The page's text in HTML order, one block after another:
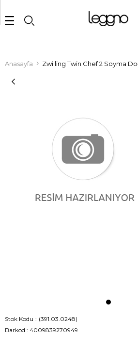
Anasayfa Zwilling Twin Chef 2 Soyma
Stok Kodu
(391.03.0248)
Barkod : 4009839270949